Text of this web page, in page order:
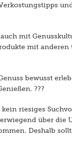
mit
mit
bewusst
???
kein riesiges
über die
Deshalb